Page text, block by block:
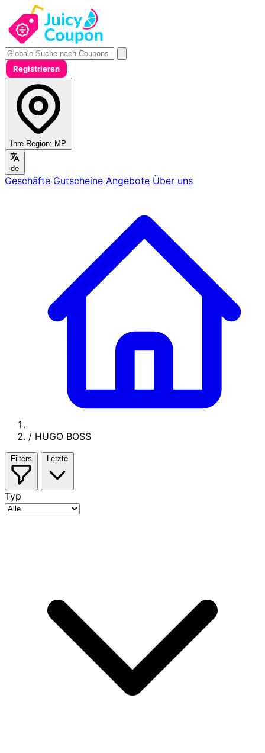
Registrieren
Ihre Region: MP
de
Geschäfte Gutscheine Angebote Über uns
/ HUGO BOSS
Filters Letzte
Typ